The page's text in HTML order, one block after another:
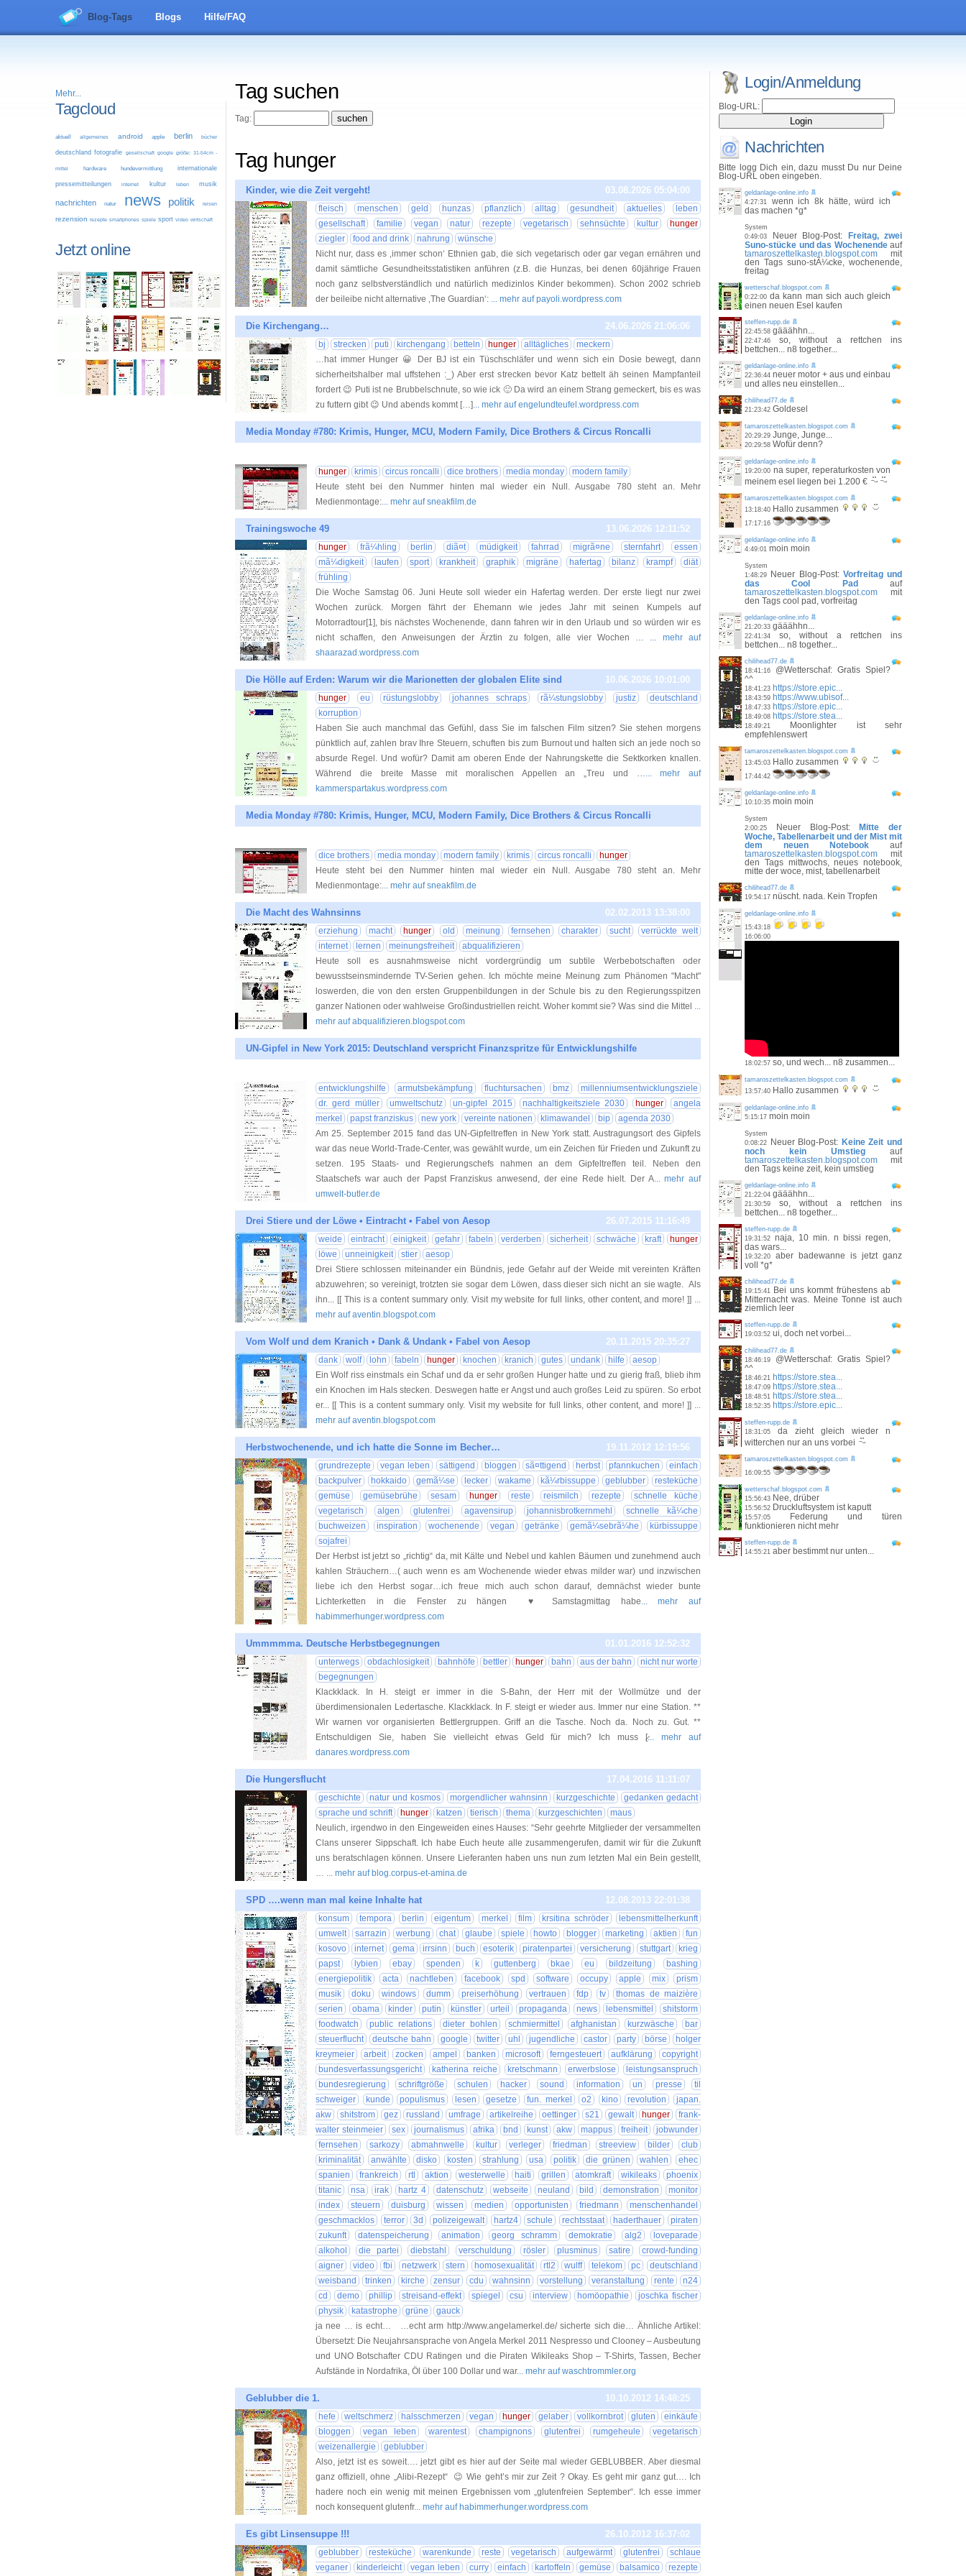
Blog-Tags Blogs Hilfe/FAQ
Mehr...
Tagcloud
aktuell allgemeines android apple berlin bücher
deutschland fotografie gesellschaft google größe: 31-54cm -
mittel hardware hundevermittlung internationale
pressemitteilungen internet kultur leben musik
nachrichten natur news politik reisen
rezension rezepte smartphones spiele sport video wirtschaft
Jetzt online
Tag suchen
Tag:
Tag hunger
Kinder, wie die Zeit vergeht! 03.08.2026 05:04:00
fleisch menschen geld hunzas pflanzlich alltag gesundheit aktuelles
leben
gesellschaft
familie vegan natur rezepte vegetarisch sehnsüchte kultur
hunger
ziegler
food and drink nahrung
wünsche
Nicht nur, dass es ‚immer schon‘ Ethnien gab, die sich vegetarisch oder gar vegan ernähren und
damit sämtliche Gesundheitsstatistiken anführen (z.B. die Hunzas, bei denen 60jährige Frauen
noch ganz selbstverständlich und natürlich medizinlos Kinder bekommen). Schon 2002 schrieb
der beileibe nicht alternative ‚The Guardian‘: ... mehr auf payoli.wordpress.com
Die Kirchengang… 24.06.2026 21:06:06
bj strecken puti kirchengang betteln hunger alltägliches
meckern
…hat immer Hunger 😀 Der BJ ist ein Tüschschläfer und wenn sich ein Dosie bewegt, dann
sicherheitshalber mal uffstehen :_) Aber erst strecken bevor Katz bettelt äh seinen Mampfanteil
fordert 😉 Puti ist ne Brubbelschnute, so wie ick 🙂 Da wird an einem Strang gemeckert, bis es was
zu futtern gibt 😉 Und abends kommt […]... mehr auf engelundteufel.wordpress.com
Media Monday #780: Krimis, Hunger, MCU, Modern Family, Dice Brothers & Circus Roncalli
hunger krimis circus roncalli dice brothers media monday
modern family
Heute steht bei den Nummer hinten mal wieder ein Null. Ausgabe 780 steht an. Mehr
Medienmontage:... mehr auf sneakfilm.de
Trainingswoche 49 13.06.2026 12:11:52
hunger frã¼hling berlin diã¤t müdigkeit fahrrad migrã¤ne sternfahrt
essen
mã¼digkeit
laufen sport krankheit graphik migräne hafertag bilanz krampf
diät
frühling
Die Woche Samstag 06. Juni Heute soll wieder ein Hafertag werden. Der erste liegt nur zwei
Wochen zurück. Morgen fährt der Ehemann wie jedes Jahr mit seinen Kumpels auf
Motorradtour[1], bis nächstes Wochenende, dann fahren wir in den Urlaub und so würden wir es
nicht schaffen, den Anweisungen der Ärztin zu folgen, alle vier Wochen … ... mehr auf
shaarazad.wordpress.com
Die Hölle auf Erden: Warum wir die Marionetten der globalen Elite sind 10.06.2026 10:01:00
hunger eu rüstungslobby johannes schraps rã¼stungslobby justiz
deutschland
korruption
Haben Sie auch manchmal das Gefühl, dass Sie im falschen Film sitzen? Sie stehen morgens
pünktlich auf, zahlen brav Ihre Steuern, schuften bis zum Burnout und halten sich an jede noch so
absurde Regel. Und wofür? Damit am oberen Ende der Nahrungskette die Sektkorken knallen.
Während die breite Masse mit moralischen Appellen an „Treu und …... mehr auf
kammerspartakus.wordpress.com
Media Monday #780: Krimis, Hunger, MCU, Modern Family, Dice Brothers & Circus Roncalli
dice brothers media monday modern family krimis circus roncalli
hunger
Heute steht bei den Nummer hinten mal wieder ein Null. Ausgabe 780 steht an. Mehr
Medienmontage:... mehr auf sneakfilm.de
Die Macht des Wahnsinns 02.02.2013 13:38:00
erziehung macht hunger old meinung fernsehen charakter sucht
verrückte welt
internet
lernen meinungsfreiheit
abqualifizieren
Heute soll es ausnahmsweise nicht vordergründig um subtile Werbebotschaften oder
bewusstseinsmindernde TV-Serien gehen. Ich möchte meine Meinung zum Phänomen "Macht"
loswerden, die von den ersten Gruppenbildungen in der Schule bis zu den Regierungsspitzen
ganzer Nationen oder wahlweise Großindustriellen reicht. Woher kommt sie? Was sind die Mittel ...
mehr auf abqualifizieren.blogspot.com
UN-Gipfel in New York 2015: Deutschland verspricht Finanzspritze für Entwicklungshilfe
entwicklungshilfe armutsbekämpfung fluchtursachen bmz
millenniumsentwicklungsziele
dr. gerd müller
umweltschutz un-gipfel 2015 nachhaltigkeitsziele 2030 hunger
angela
merkel
papst franziskus new york vereinte nationen klimawandel bip
agenda 2030
Am 25. September 2015 fand das UN-Gipfeltreffen in New York statt. Austragungsort des Gipfels
war das neue World-Trade-Center, was gewählt wurde, um ein Zeichen für Frieden und Zukunft zu
setzen. 195 Staats- und Regierungschefs nahmen an dem Gipfeltreffen teil. Neben den
Staatschefs war auch der Papst Franziskus anwesend, der eine Rede hielt. Der A... mehr auf
umwelt-butler.de
Drei Stiere und der Löwe • Eintracht • Fabel von Aesop 26.07.2015 11:16:49
weide eintracht einigkeit gefahr fabeln verderben sicherheit schwäche kraft
hunger
löwe
unneinigkeit stier
aesop
Drei Stiere schlossen miteinander ein Bündnis, jede Gefahr auf der Weide mit vereinten Kräften
abzuwehren; so vereinigt, trotzten sie sogar dem Löwen, dass dieser sich nicht an sie wagte. Als
ihn... [[ This is a content summary only. Visit my website for full links, other content, and more! ]] ...
mehr auf aventin.blogspot.com
Vom Wolf und dem Kranich • Dank & Undank • Fabel von Aesop 20.11.2015 20:35:27
dank wolf lohn fabeln hunger knochen kranich gutes undank hilfe
aesop
Ein Wolf riss einstmals ein Schaf und da er sehr großen Hunger hatte und zu gierig fraß, blieb ihm
ein Knochen im Hals stecken. Deswegen hatte er Angst und auch großes Leid zu spüren. So erbot
er... [[ This is a content summary only. Visit my website for full links, other content, and more! ]] ...
mehr auf aventin.blogspot.com
Herbstwochenende, und ich hatte die Sonne im Becher… 19.11.2012 12:19:56
grundrezepte vegan leben sättigend bloggen sã¤ttigend herbst pfannkuchen
einfach
backpulver
hokkaido gemã¼se lecker wakame kã¼rbissuppe geblubber
resteküche
gemüse
gemüsebrühe sesam hunger reste reismilch rezepte
schnelle küche
vegetarisch
algen glutenfrei agavensirup johannisbrotkernmehl
schnelle kã¼che
buchweizen
inspiration wochenende vegan getränke gemã¼sebrã¼he
kürbissuppe
sojafrei
Der Herbst ist jetzt so „richtig“ da, mit Kälte und Nebel und kahlen Bäumen und zunehmend auch
kahlen Sträuchern…( auch wenn es am Wochenende wieder etwas milder war) und inzwischen
liebe ich den Herbst sogar…ich freue mich auch schon darauf, demnächst wieder bunte
Lichterketten in die Fenster zu hängen ♥ Samstagmittag habe... mehr auf
habimmerhunger.wordpress.com
Ummmmma. Deutsche Herbstbegegnungen 01.01.2016 12:52:32
unterwegs obdachlosigkeit bahnhöfe bettler hunger bahn aus der bahn
nicht nur worte
begegnungen
Klackklack. In H. steigt er immer in die S-Bahn, der Herr mit der Wollmütze und der
überdimensionalen Ledertasche. Klackklack. In F. steigt er wieder aus. Immer nur eine Station. **
Wir warnen vor organisierten Bettlergruppen. Griff an die Tasche. Noch da. Noch zu. Gut. **
Entschuldigen Sie, haben Sie vielleicht etwas Geld für mich? Ich muss [̷... mehr auf
danares.wordpress.com
Die Hungersflucht 17.04.2016 11:11:07
geschichte natur und kosmos morgendlicher wahnsinn kurzgeschichte
gedanken gedacht
sprache und schrift
hunger katzen tierisch thema kurzgeschichten
maus
Neulich, irgendwo in den Eingeweiden eines Hauses: “Sehr geehrte Mitglieder der versammelten
Clans unserer Sippschaft. Ich habe Euch heute alle zusammengerufen, damit wir für die Zukunft
uns beratschlagen können. Unsere Lieferanten haben uns nun zum letzten Mal ein Bein gestellt,
… ... mehr auf blog.corpus-et-amina.de
SPD ….wenn man mal keine Inhalte hat 12.08.2013 22:01:38
konsum tempora berlin eigentum merkel film krsitina schröder
lebensmittelherkunft
umwelt
sarrazin werbung chat glaube spiele howto blogger marketing aktien
fun
kosovo
internet gema irrsinn buch esoterik piratenpartei versicherung stuttgart
krieg
papst
lybien ebay spenden k guttenberg bkae eu bildzeitung
bashing
energiepolitik
acta nachtleben facebook spd software occupy apple mix
prism
musik
doku windows dumm preiserhöhung vertrauen fdp tv
thomas de maizière
serien
obama kinder putin künstler urteil propaganda news lebensmittel
shitstorm
foodwatch
public relations dieter bohlen schmiermittel afghanistan kurzwäsche
bar
steuerflucht
deutsche bahn google twitter uhl jugendliche castor party börse
holger
kreymeier
arbeit zocken ampel banken microsoft ferngesteuert aufklärung
copyright
bundesverfassungsgericht
katherina reiche kretschmann erwerbslose
leistungsanspruch
bundesregierung
schriftgröße schulen hacker sound information un presse
til
schweiger
kunde populismus lesen gesetze fun. merkel o2 kino revolution
japan.
akw
shitstrom gez russland umfrage artikelreihe oettinger s21 gewalt hunger
frank-
walter steinmeier
sex journalismus afrika bnd kunst akw mappus freiheit
jobwunder
fernsehen
sarkozy abmahnwelle kultur verleger friedman streeview bilder
club
kriminalität
anwählte disko kosten strahlung usa politik die grünen wahlen
ehec
spanien
frankreich rtl aktion westerwelle haiti grillen atomkraft wikileaks
phoenix
titanic
nsa irak hartz 4 datenschutz webseite neuland bild demonstration
monitor
index
steuern duisburg wissen medien opportunisten friedmann
menschenhandel
geschmacklos
terror 3d polizeigewalt hartz4 schule rechtsstaat haderthauer
piraten
zukunft
datenspeicherung animation georg schramm demokratie alg2
loveparade
alkohol
die partei diebstahl verschuldung rösler plusminus satire
crowd-funding
aigner
video fbi netzwerk stern homosexualität rtl2 wulff telekom pc
deutschland
weisband
trinken kirche zensur cdu wahnsinn vorstellung veranstaltung rente
n24
cd
demo phillip streisand-effekt spiegel csu interview homöopathie
joschka fischer
physik
katastrophe grüne
gauck
ja nee … is echt… …echt arm http://www.angelamerkel.de/ sicherte sich die… Ähnliche Artikel:
Übersetzt: Die Neujahrsansprache von Angela Merkel 2011 Nespresso und Clooney – Ausbeutung
und UNO Botschafter CDU Ratingen und die Piraten Wikileaks Shop – T-Shirts, Tassen, Becher
Aufstände in Nordafrika, Öl über 100 Dollar und war... mehr auf waschtrommler.org
Geblubber die 1. 10.10.2012 14:48:25
hefe weltschmerz halsschmerzen vegan hunger gelaber vollkornbrot gluten
einkäufe
bloggen
vegan leben warentest champignons glutenfrei rumgeheule
vegetarisch
weizenallergie
geblubber
Also, jetzt ist es soweit…. jetzt gibt es hier auf der Seite mal wieder GEBLUBBER. Aber diesmal
ganz offiziell, ohne „Alibi-Rezept“ 😉 Wie geht’s mir zur Zeit ? Okay. Es geht mir ganz gut…. Ich
hadere noch ein wenig mit meinen Ergebnissen vom „glutenfreien September“. Ich esse immer
noch konsequent glutenfr... mehr auf habimmerhunger.wordpress.com
Es gibt Linsensuppe !!! 26.10.2012 16:37:02
geblubber resteküche warenkunde reste vegetarisch aufgewärmt glutenfrei
schlaue
veganer
kinderleicht vegan leben curry einfach kartoffeln gemüse balsamico rezepte
Login/Anmeldung
Blog-URL:
Nachrichten
Bitte logg Dich ein, dazu musst Du nur Deine
Blog-URL oben eingeben.
geldanlage-online.info
4:27:31 wenn ich 8k hätte, würd ich
das machen *g*
System
0:49:03
Neuer Blog-Post:
Freitag, zwei
Suno-stücke und das Wochenendeauf
tamaroszettelkasten.blogspot.com mit
den Tags suno-stÃ¼cke, wochenende,
freitag
wetterschaf.blogspot.com
0:22:00da kann man sich auch gleich
einen neuen Esel kaufen
steffen-rupp.de
22:45:58 gääähhn...
22:47:46so, without a rettchen ins
bettchen... n8 together...
geldanlage-online.info
22:36:44 neuer motor + aus und einbau
und alles neu einstellen...
chilihead77.de
21:23:42 Goldesel
tamaroszettelkasten.blogspot.com
20:29:29 Junge, Junge...
20:29:58 Wofür denn?
geldanlage-online.info
19:20:00 na super, reperaturkosten von
meinem esel liegen bei 1.200 €
tamaroszettelkasten.blogspot.com
13:18:40 Hallo zusammen
17:17:16
geldanlage-online.info
4:49:01 moin moin
System
1:48:29
Neuer Blog-Post: Vorfreitag und
das Cool Pad
auf
tamaroszettelkasten.blogspot.com mit
den Tags cool pad, vorfreitag
geldanlage-online.info
21:20:33 gääähhn...
22:41:34so, without a rettchen ins
bettchen... n8 together...
chilihead77.de
18:41:16 @Wetterschaf: Gratis Spiel?
^^
18:41:23 https://store.epic...
18:43:59 https://www.ubisof...
18:47:33 https://store.epic...
18:49:08 https://store.stea...
18:49:21
Moonlighter ist sehr
empfehlenswert
tamaroszettelkasten.blogspot.com
13:45:03 Hallo zusammen
17:44:42
geldanlage-online.info
10:10:35 moin moin
System
2:00:25
Neuer Blog-Post:
Mitte der
Woche, Tabellenarbeit und der Mist mit
dem neuen Notebook auf
tamaroszettelkasten.blogspot.com mit
den Tags mittwochs, neues notebook,
mitte der woce, mist, tabellenarbeit
chilihead77.de
19:54:17 nüscht. nada. Kein Tropfen
geldanlage-online.info
15:43:18
16:06:00
18:02:57 so, und wech... n8 zusammen...
tamaroszettelkasten.blogspot.com
13:57:40 Hallo zusammen
geldanlage-online.info
5:15:17 moin moin
System
0:08:22
Neuer Blog-Post: Keine Zeit und
noch kein Umstieg auf
tamaroszettelkasten.blogspot.com mit
den Tags keine zeit, kein umstieg
geldanlage-online.info
21:22:04 gääähhn...
21:30:59so, without a rettchen ins
bettchen... n8 together...
steffen-rupp.de
19:31:52 naja, 10 min. n bissi regen,
das wars...
19:32:20 aber badewanne is jetzt ganz
voll *g*
chilihead77.de
19:15:41 Bei uns kommt frühestens ab
Mitternacht was. Meine Tonne ist auch
ziemlich leer
steffen-rupp.de
19:03:52 ui, doch net vorbei...
chilihead77.de
18:46:19 @Wetterschaf: Gratis Spiel?
^^
18:46:21 https://store.stea...
18:47:09 https://store.stea...
18:48:51 https://store.stea...
18:52:35 https://store.epic...
steffen-rupp.de
18:31:05 da zieht gleich wieder n
witterchen nur an uns vorbei
tamaroszettelkasten.blogspot.com
16:09:55
wetterschaf.blogspot.com
15:56:43 Nee, drüber
15:56:52 Druckluftsystem ist kaputt
15:57:05
Federung und türen
funktionieren nicht mehr
steffen-rupp.de
14:55:21 aber bestimmt nur unten...